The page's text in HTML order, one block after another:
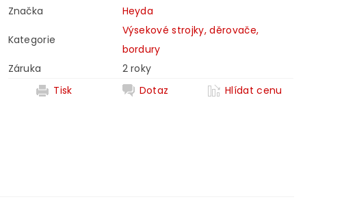
Značka
Heyda
Kategorie
Výsekové strojky, děrovače,
bordury
Záruka
2 roky
Tisk
Dotaz Hlídat cenu